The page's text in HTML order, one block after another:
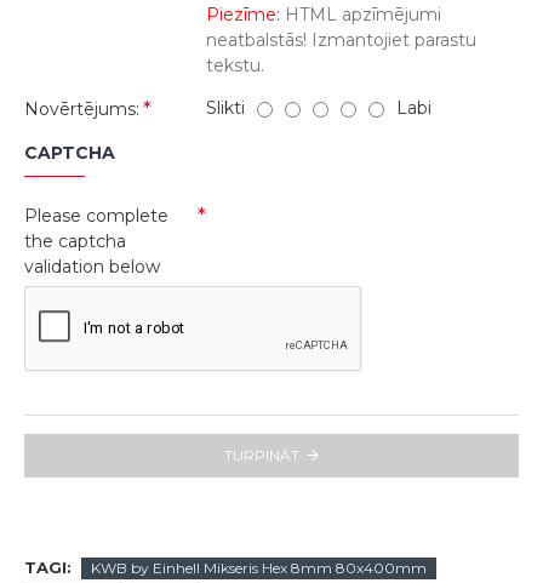
Piezīme: HTML apzīmējumi
neatbalstās! Izmantojiet parastu
tekstu.
Novērtējums:
Slikti Labi
CAPTCHA
Please complete
the captcha
validation below
TURPINĀT
TAGI:
KWB by Einhell Mikseris Hex 8mm 80x400mm